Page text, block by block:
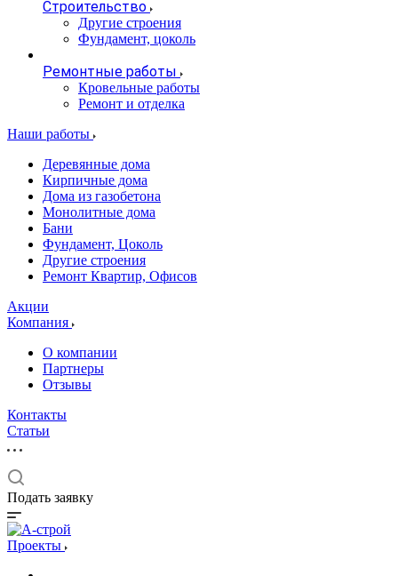
Строительство
Другие строения
Фундамент, цоколь
Ремонтные работы
Кровельные работы
Ремонт и отделка
Наши работы
Деревянные дома
Кирпичные дома
Дома из газобетона
Монолитные дома
Бани
Фундамент, Цоколь
Другие строения
Ремонт Квартир, Офисов
Акции
Компания
О компании
Партнеры
Отзывы
Контакты
Статьи
Подать заявку
Проекты